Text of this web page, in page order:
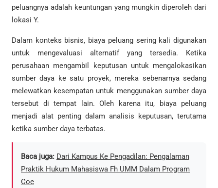
peluangnya adalah keuntungan yang mungkin diperoleh dari
lokasi Y.
Dalam konteks bisnis, biaya peluang sering kali digunakan
untuk mengevaluasi alternatif yang tersedia. Ketika
perusahaan mengambil keputusan untuk mengalokasikan
sumber daya ke satu proyek, mereka sebenarnya sedang
melewatkan kesempatan untuk menggunakan sumber daya
tersebut di tempat lain. Oleh karena itu, biaya peluang
menjadi alat penting dalam analisis keputusan, terutama
ketika sumber daya terbatas.
Baca juga: Dari Kampus Ke Pengadilan: Pengalaman
Praktik Hukum Mahasiswa Fh UMM Dalam Program
Coe